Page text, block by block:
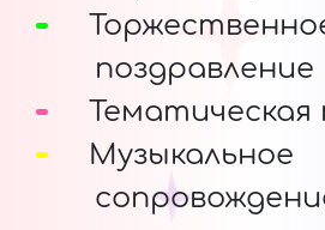
поздравление
Музыкальное